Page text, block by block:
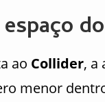
ao Collider, a
menor